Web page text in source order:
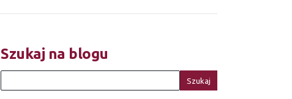
Szukaj na blogu
Szukaj